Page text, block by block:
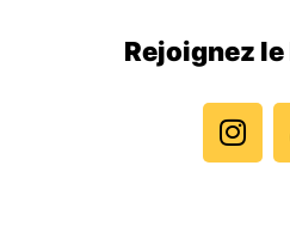
Rejoignez
n
s
t